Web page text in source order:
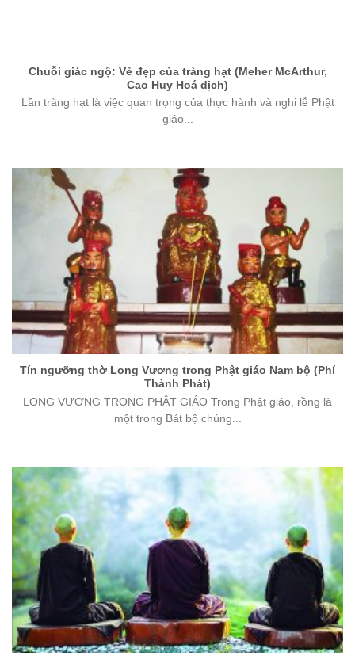
Chuỗi giác ngộ: Vẻ đẹp của tràng hạt (Meher McArthur,
Cao Huy Hoá dịch)
Lần tràng hạt là việc quan trọng của thực hành và nghi lễ Phật
giáo...
Tín ngưỡng thờ Long Vương trong Phật giáo Nam bộ (Phí
Thành Phát)
LONG VƯƠNG TRONG PHẬT GIÁO Trong Phật giáo, rồng là
một trong Bát bộ chúng...